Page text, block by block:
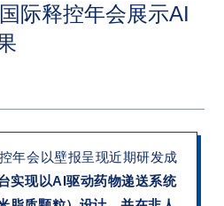
际释控年会展示AI
年会以壁报呈现近期研发成
实现以AI驱动药物递送系统